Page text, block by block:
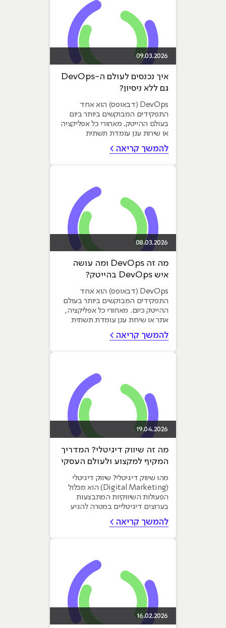
09.03.2026
איך נכנסים לעולם ה-DevOps
גם ללא ניסיון?
DevOps (דבאופס) הוא אחד
התפקידים המבוקשים ביותר ביום
בעולם ההייטק. מאחורי כל אפליקציה
או שירות ענן עומדת תשתית
טכנולוגית שמאפשרת למפתחים
לעבוד מהר...
להמשך קריאה >
08.03.2026
מה זה DevOps ומה עושה
איש DevOps בהייטק?
DevOps (דבאופס) הוא אחד
התפקידים המבוקשים ביותר בעולם
ההייטק כיום. מאחורי כל אפליקציה,
אתר או שירות ענן עומדת תשתית
מורכבת שמאפשרת למפתחים לעבוד
מהר...
להמשך קריאה >
19.04.2026
מה זה שיווק דיגיטלי? המדריך
המקיף למקצוע ולעולם העסקי
מהו שיווק דיגיטלי? שיווק דיגיטלי
(Digital Marketing) הוא מכלול
הפעולות השיווקיות המתבצעות
בערוצים דיגיטליים במטרה להגיע
לקהל יעד, לבנות מודעות למותג...
להמשך קריאה >
16.02.2026